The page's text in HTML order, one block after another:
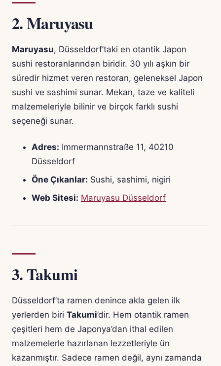
2.Maruyasu
Maruyasu, Düsseldorf’taki en otantik Japon
sushi restoranlarından biridir. 30 yılı aşkın bir
süredir hizmet veren restoran, geleneksel Japon
sushi ve sashimi sunar. Mekan, taze ve kaliteli
malzemeleriyle bilinir ve birçok farklı sushi
seçeneği sunar.
Adres: Immermannstraße 11, 40210
Düsseldorf
Öne Çıkanlar: Sushi, sashimi, nigiri
Web Sitesi: Maruyasu Düsseldorf
3.Takumi
Düsseldorf’ta ramen denince akla gelen ilk
yerlerden biri Takumi’dir. Hem otantik ramen
çeşitleri hem de Japonya’dan ithal edilen
malzemelerle hazırlanan lezzetleriyle ün
kazanmıştır. Sadece ramen değil, aynı zamanda